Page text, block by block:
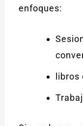
enfoques: